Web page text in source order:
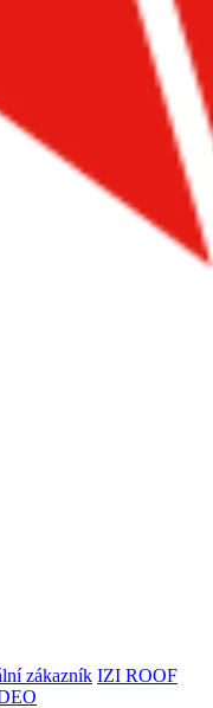
zákazník IZI ROOF